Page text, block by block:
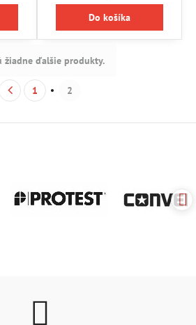
Do košíka
žiadne ďalšie produkty.
1 2